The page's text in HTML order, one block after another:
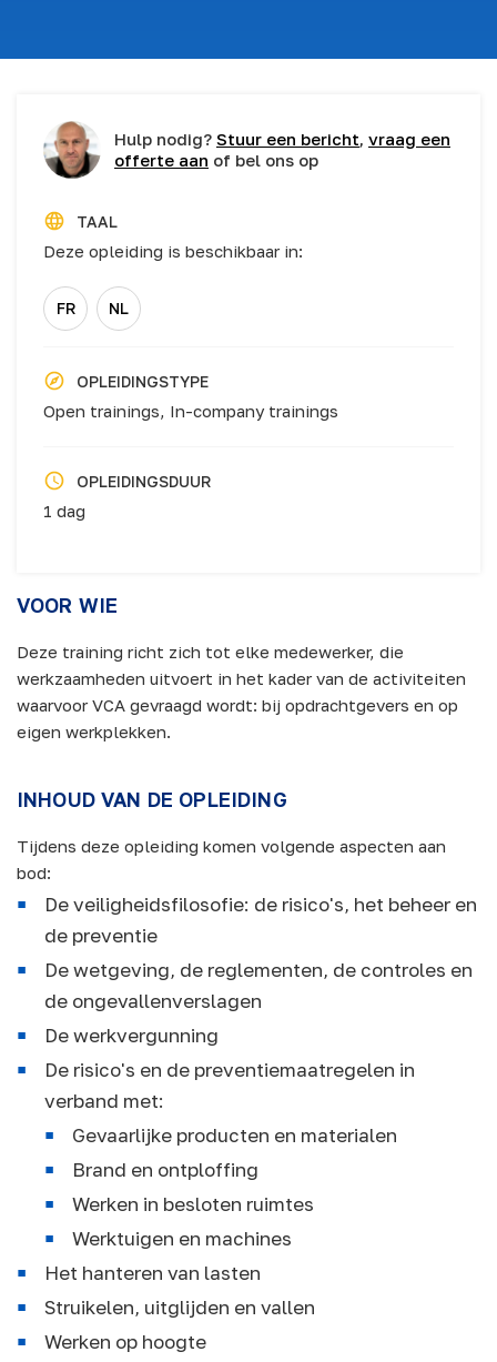
VOOR WIE
Deze training richt zich tot elke medewerker, die
werkzaamheden uitvoert in het kader van de activiteiten
waarvoor VCA gevraagd wordt: bij opdrachtgevers en op
eigen werkplekken.
INHOUD VAN DE OPLEIDING
Tijdens deze opleiding komen volgende aspecten aan
bod:
De veiligheidsfilosofie: de risico's, het beheer en
de preventie
De wetgeving, de reglementen, de controles en
de ongevallenverslagen
De werkvergunning
De risico's en de preventiemaatregelen in
verband met:
Gevaarlijke producten en materialen
Brand en ontploffing
Werken in besloten ruimtes
Werktuigen en machines
Het hanteren van lasten
Struikelen, uitglijden en vallen
Werken op hoogte
Hulp nodig? Stuur een bericht, vraag een
offerte aan of bel ons op
TAAL
Deze opleiding is beschikbaar in:
FR NL
OPLEIDINGSTYPE
Open trainings, In-company trainings
OPLEIDINGSDUUR
1 dag